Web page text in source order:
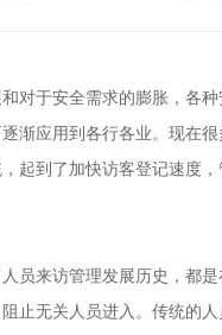
对于安全需求的膨胀，各
渐应用到各行各业。现在
起到了加快访客登记速度
员来访管理发展历史，都
止无关人员进入。传统的